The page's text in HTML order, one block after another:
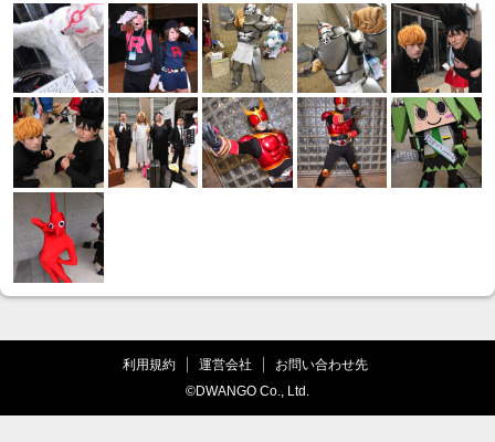
利用規約 運営会社
お問い合わせ先
©DWANGO Co., Ltd.